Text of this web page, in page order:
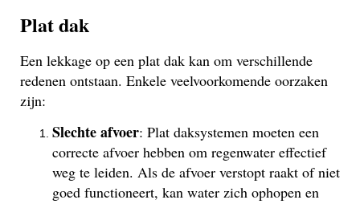
Plat dak
Een lekkage op een plat dak kan om verschillende
redenen ontstaan. Enkele veelvoorkomende oorzaken
zijn:
Slechte afvoer: Plat daksystemen moeten een
correcte afvoer hebben om regenwater effectief
weg te leiden. Als de afvoer verstopt raakt of niet
goed functioneert, kan water zich ophopen en